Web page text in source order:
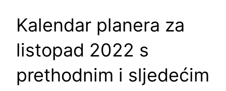
Kalendar planera za
listopad 2022 s
prethodnim i sljedećim